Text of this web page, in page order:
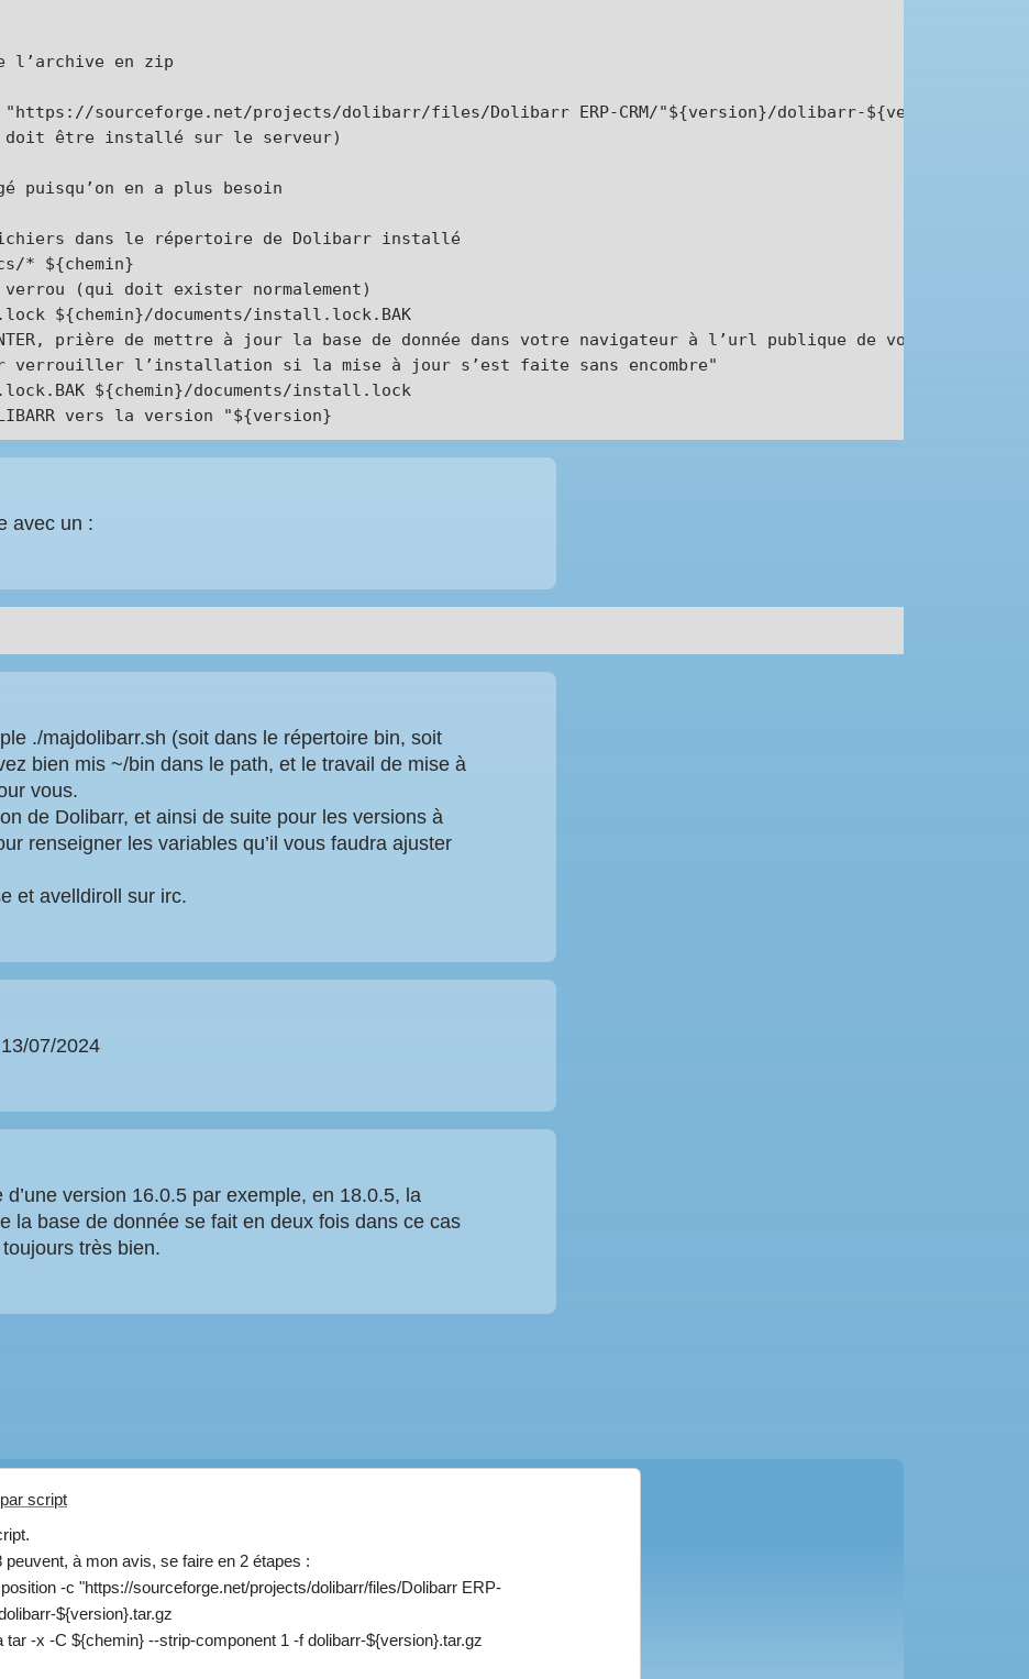
l’archive en zip
sourceforge.net/projects/dolibarr/files/Dolibarr ERP-CRM/"${version}/dolibarr-${version}.zip
doit être installé sur le serveur)
puisqu’on en a plus besoin
dans le répertoire de Dolibarr installé
* ${chemin}
(qui doit exister normalement)
${chemin}/documents/install.lock.BAK
prière de mettre à jour la base de donnée dans votre navigateur à l’url publique de votre
verrouiller l’installation si la mise à jour s’est faite sans encombre"
${chemin}/documents/install.lock
avec un :
./majdolibarr.sh (soit dans le répertoire bin, soit
bien mis ~/bin dans le path, et le travail de mise à
vous.
de Dolibarr, et ainsi de suite pour les versions à
renseigner les variables qu’il vous faudra ajuster
et avelldiroll sur irc.
07/2024
version 16.0.5 par exemple, en 18.0.5, la
la base de donnée se fait en deux fois dans ce cas
très bien.
script
peuvent, à mon avis, se faire en 2 étapes :
-c "https://sourceforge.net/projects/dolibarr/files/Dolibarr ERP-
${version}.tar.gz
tar -x -C ${chemin} --strip-component 1 -f dolibarr-${version}.tar.gz